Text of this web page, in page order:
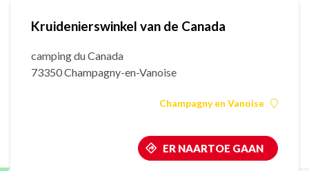
Kruidenierswinkel van de Canada
camping du Canada
73350 Champagny-en-Vanoise
Champagny en Vanoise
ER NAARTOE GAAN